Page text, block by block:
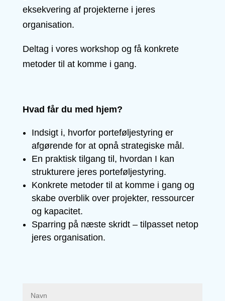
eksekvering af projekterne i jeres
organisation.
Deltag i vores workshop og få konkrete
metoder til at komme i gang.
Hvad får du med hjem?
Indsigt i, hvorfor porteføljestyring er
afgørende for at opnå strategiske mål.
En praktisk tilgang til, hvordan I kan
strukturere jeres porteføljestyring.
Konkrete metoder til at komme i gang og
skabe overblik over projekter, ressourcer
og kapacitet.
Sparring på næste skridt – tilpasset netop
jeres organisation.